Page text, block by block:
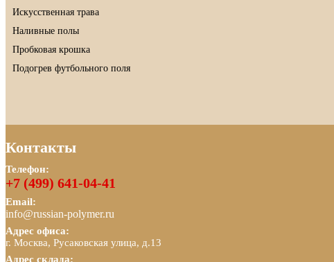
Искусственная трава
Наливные полы
Пробковая крошка
Подогрев футбольного поля
Контакты
Телефон:
+7 (499) 641-04-41
Email:
info@russian-polymer.ru
Адрес офиса:
г. Москва, Русаковская улица, д.13
Адрес склада: